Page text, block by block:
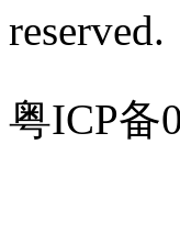
reserved.
粤ICP